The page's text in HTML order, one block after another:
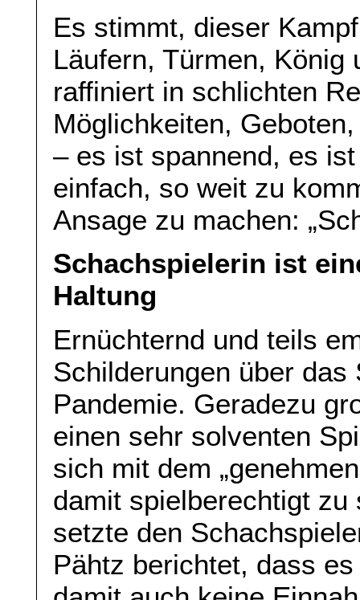
Es stimmt, dieser
Läufern, Türmen, König
raffiniert in schlichten
Möglichkeiten,
– es ist spannend, es
einfach, so weit zu
Ansage zu machen:
Schachspielerin ist
Haltung
Ernüchternd und teils
Schilderungen über
Pandemie. Geradezu
einen sehr solventen
sich mit dem
damit spielberechtigt
setzte den
Pähtz berichtet, dass